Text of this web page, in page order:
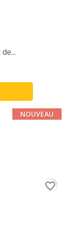
NOUVEAU
favorite_border